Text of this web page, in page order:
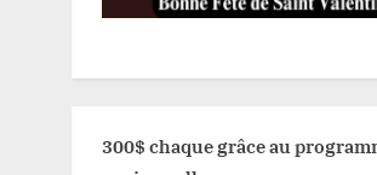
300$ chaque grâce au